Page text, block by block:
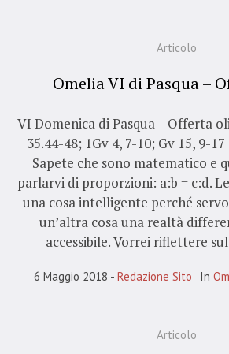
Articolo
Omelia VI di Pasqua –
VI Domenica di Pasqua – Offerta
35.44-48; 1Gv 4, 7-10; Gv 15, 9-
Sapete che sono matematico e
parlarvi di proporzioni: a:b = c:d.
una cosa intelligente perché
un’altra cosa una realtà
accessibile. Vorrei riflettere
6 Maggio 2018 Redazione Sito In
Articolo